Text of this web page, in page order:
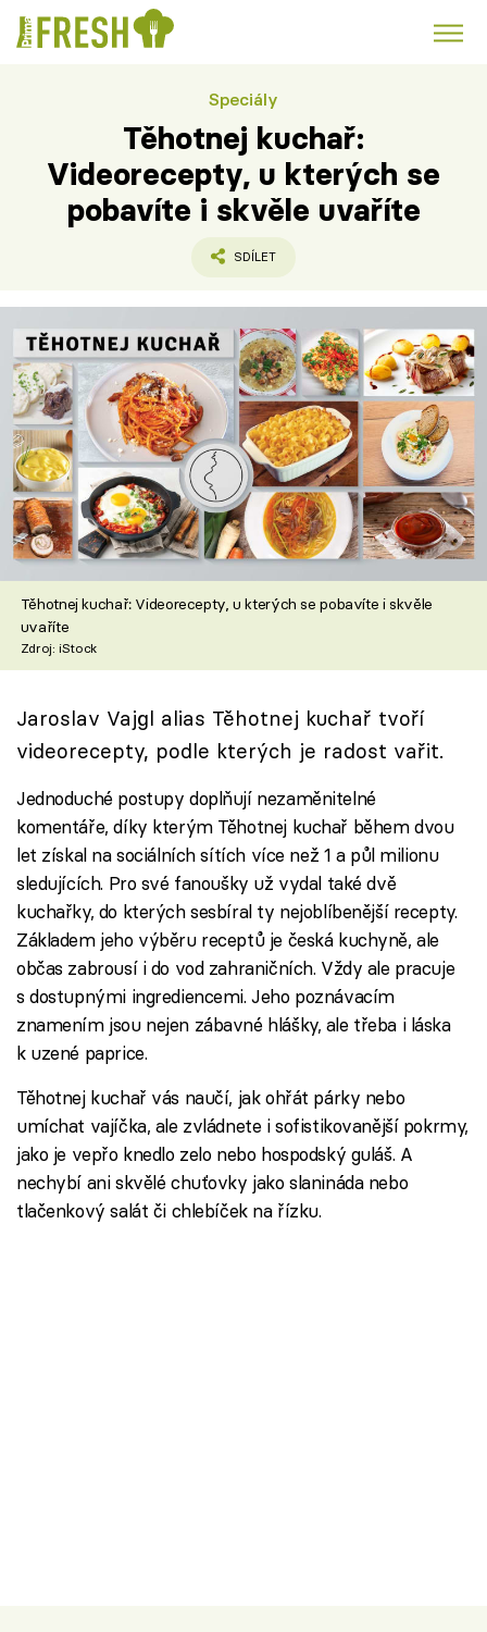
Polévky k večeři
Česká kuchyně Čokoláda
Recepty
Články
TV Program
Škola vaření
Recepty z TV
Speciál: Cuketa
Těhotnej kuchař
Sledujte prima+
Přihlášení
Sledujte nás
Speciály
Těhotnej kuchař:
Videorecepty, u kterých se
pobavíte i skvěle uvaříte
SDÍLET
Těhotnej kuchař: Videorecepty, u kterých se pobavíte i skvěle
uvaříte
Zdroj: iStock
Jaroslav Vajgl alias Těhotnej kuchař tvoří
videorecepty, podle kterých je radost vařit.
Jednoduché postupy doplňují nezaměnitelné
komentáře, díky kterým Těhotnej kuchař během dvou
let získal na sociálních sítích více než 1 a půl milionu
sledujících. Pro své fanoušky už vydal také dvě
kuchařky, do kterých sesbíral ty nejoblíbenější recepty.
Základem jeho výběru receptů je česká kuchyně, ale
občas zabrousí i do vod zahraničních. Vždy ale pracuje
s dostupnými ingrediencemi. Jeho poznávacím
znamením jsou nejen zábavné hlášky, ale třeba i láska
k uzené paprice.
Těhotnej kuchař vás naučí, jak ohřát párky nebo
umíchat vajíčka, ale zvládnete i sofistikovanější pokrmy,
jako je vepřo knedlo zelo nebo hospodský guláš. A
nechybí ani skvělé chuťovky jako slanináda nebo
tlačenkový salát či chlebíček na řízku.